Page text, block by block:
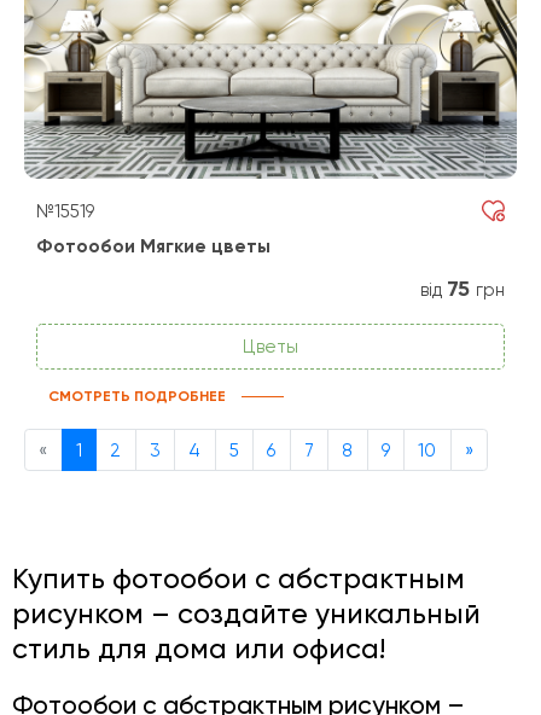
№15519
Фотообои Мягкие цветы
від 75 грн
Цветы
СМОТРЕТЬ ПОДРОБНЕЕ
« Previous
1 2 3 4 5 6 7 8 9 10 »Next
Купить фотообои с абстрактным
рисунком – создайте уникальный
стиль для дома или офиса!
Фотообои с абстрактным рисунком –